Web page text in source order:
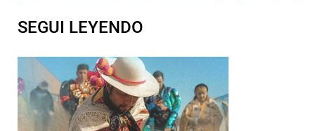
SEGUI LEYENDO